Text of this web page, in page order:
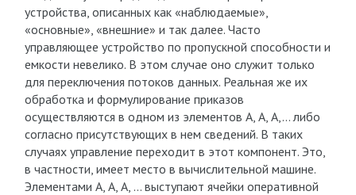
устройства, описанных как «наблюдаемые»,
«основные», «внешние» и так далее. Часто
управляющее устройство по пропускной способности и
емкости невелико. В этом случае оно служит только
для переключения потоков данных. Реальная же их
обработка и формулирование приказов
осуществляются в одном из элементов А, А, А,… либо
согласно присутствующих в нем сведений. В таких
случаях управление переходит в этот компонент. Это,
в частности, имеет место в вычислительной машине.
Элементами А, А, А, … выступают ячейки оперативной